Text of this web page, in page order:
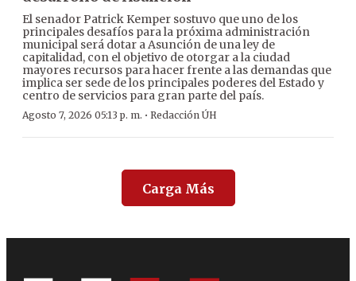
El senador Patrick Kemper sostuvo que uno de los
principales desafíos para la próxima administración
municipal será dotar a Asunción de una ley de
capitalidad, con el objetivo de otorgar a la ciudad
mayores recursos para hacer frente a las demandas que
implica ser sede de los principales poderes del Estado y
centro de servicios para gran parte del país.
Agosto 7, 2026 05:13 p. m. · Redacción ÚH
Carga Más